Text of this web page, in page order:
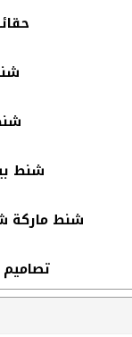
شنط
شنط ماركة